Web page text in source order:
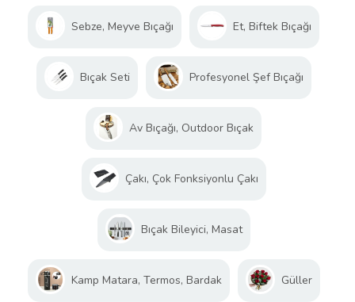
Sebze, Meyve Bıçağı Et, Biftek Bıçağı
Bıçak Seti Profesyonel Şef Bıçağı
Av Bıçağı, Outdoor Bıçak
Çakı, Çok Fonksiyonlu Çakı
Bıçak Bileyici, Masat
Kamp Matara, Termos, Bardak Güller